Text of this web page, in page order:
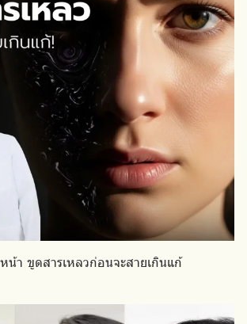
หน้า ขูดสารเหลวก่อนจะสายเกินแก้